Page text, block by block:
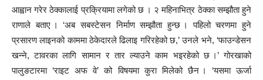
आह्वान गरेर ठेक्कालाई प्रक्रियामा लगेको छ । २ महिनाभित्र ठेक्का सम्झौता हुने
राणाले बताए । ‘अब सबस्टेसन निर्माण सम्झौता हुन्छ । पहिलो चरणमा हुने
प्रसारण लाइनको काममा ठेकेदारले ढिलाइ गरिरहेको छ,’ उनले भने, ‘फाउन्डेसन
खन्ने, टावरका लागि सामान र तार ल्याउने काम भइरहेको छ ।’ गोरखाको
पालुङटारमा ‘राइट अफ वे’ को विषयमा कुरा मिलेको छैन । ‘यसमा ऊर्जा